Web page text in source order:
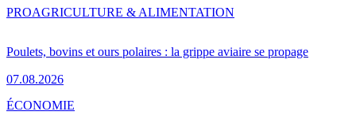
Poulets, bovins et ours polaires : la grippe aviaire se propage
07.08.2026
PROAGRICULTURE & ALIMENTATION
ÉCONOMIE